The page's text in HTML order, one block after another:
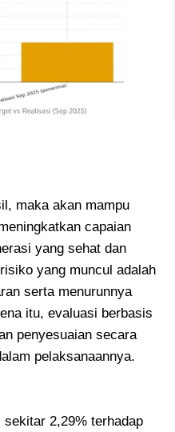
maka akan mampu
capaian
yang sehat dan
yang muncul adalah
serta menurunnya
itu, evaluasi berbasis
penyesuaian secara
pelaksanaannya.
2,29% terhadap